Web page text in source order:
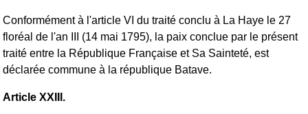
Conformément à l'article VI du traité conclu à La Haye le 27
floréal de l'an III (14 mai 1795), la paix conclue par le présent
traité entre la République Française et Sa Sainteté, est
déclarée commune à la république Batave.
Article XXIII.